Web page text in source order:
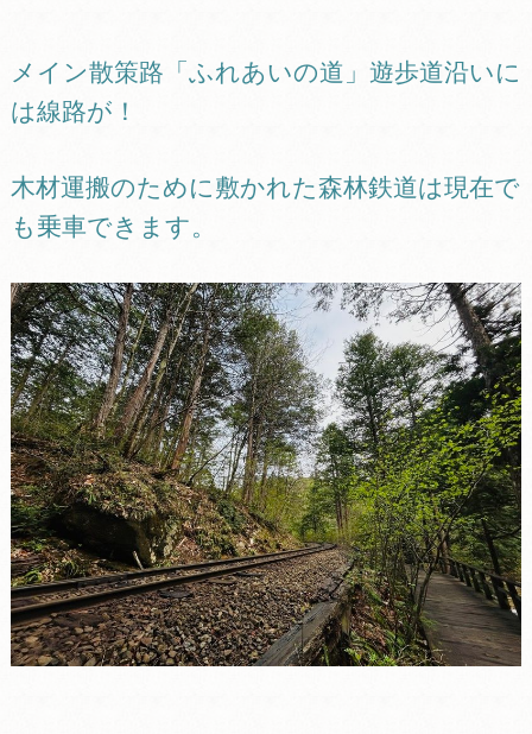
メイン散策路「ふれあいの道」遊歩道沿いに
は線路が！
木材運搬のために敷かれた森林鉄道は現在で
も乗車できます。